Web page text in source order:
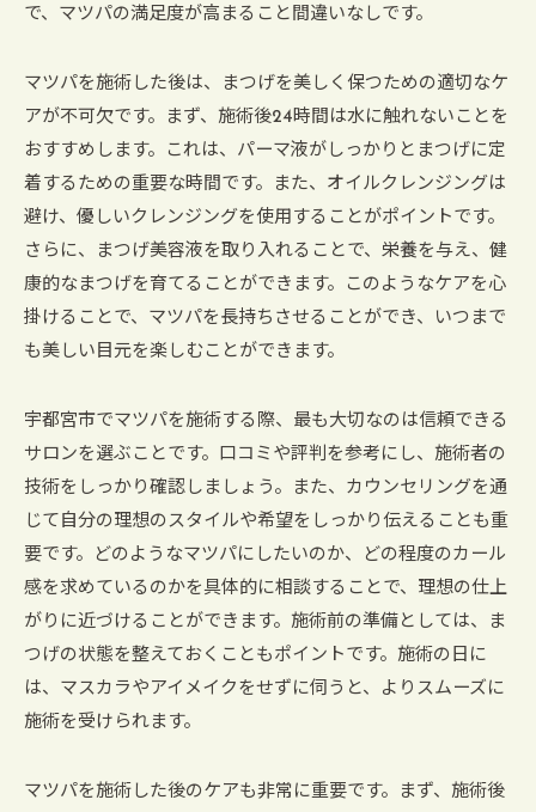
で、マツパの満足度が高まること間違いなしです。
マツパを施術した後は、まつげを美しく保つための適切なケ
アが不可欠です。まず、施術後24時間は水に触れないことを
おすすめします。これは、パーマ液がしっかりとまつげに定
着するための重要な時間です。また、オイルクレンジングは
避け、優しいクレンジングを使用することがポイントです。
さらに、まつげ美容液を取り入れることで、栄養を与え、健
康的なまつげを育てることができます。このようなケアを心
掛けることで、マツパを長持ちさせることができ、いつまで
も美しい目元を楽しむことができます。
宇都宮市でマツパを施術する際、最も大切なのは信頼できる
サロンを選ぶことです。口コミや評判を参考にし、施術者の
技術をしっかり確認しましょう。また、カウンセリングを通
じて自分の理想のスタイルや希望をしっかり伝えることも重
要です。どのようなマツパにしたいのか、どの程度のカール
感を求めているのかを具体的に相談することで、理想の仕上
がりに近づけることができます。施術前の準備としては、ま
つげの状態を整えておくこともポイントです。施術の日に
は、マスカラやアイメイクをせずに伺うと、よりスムーズに
施術を受けられます。
マツパを施術した後のケアも非常に重要です。まず、施術後